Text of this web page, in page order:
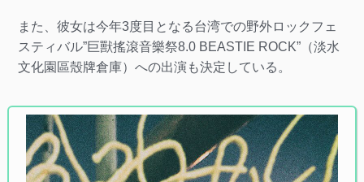
また、彼女は今年3度目となる台湾での野外ロックフェ
スティバル”巨獸搖滾音樂祭8.0 BEASTIE ROCK”（淡水
文化園區殼牌倉庫）への出演も決定している。